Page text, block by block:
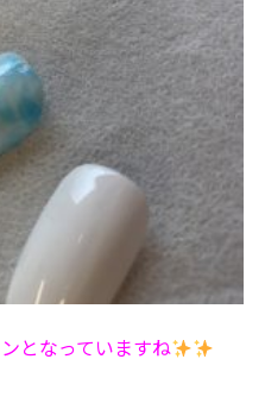
となっていますね